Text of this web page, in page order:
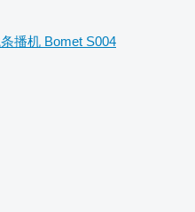
播机 Bomet S004